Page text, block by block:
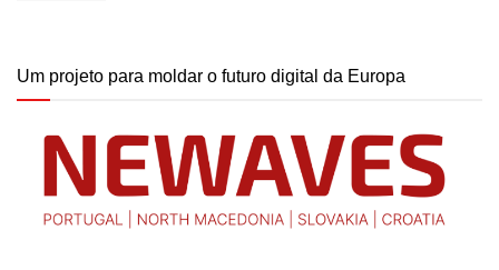
Um projeto para moldar o futuro digital da Europa